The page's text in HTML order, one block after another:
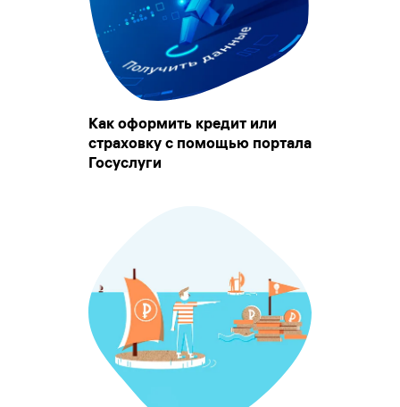
Как оформить кредит или
страховку с помощью портала
Госуслуги